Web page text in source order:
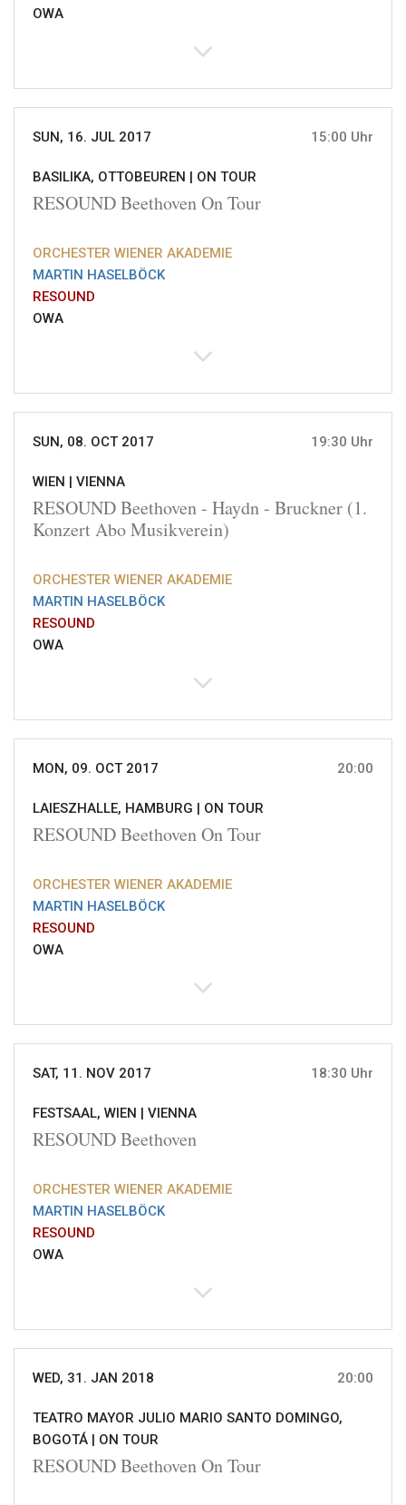
OWA
SUN, 16. JUL 2017 15:00 Uhr
BASILIKA, OTTOBEUREN | ON TOUR
RESOUND Beethoven On Tour
ORCHESTER WIENER AKADEMIE
MARTIN HASELBÖCK
RESOUND
OWA
SUN, 08. OCT 2017 19:30 Uhr
WIEN | VIENNA
RESOUND Beethoven - Haydn - Bruckner (1.
Konzert Abo Musikverein)
ORCHESTER WIENER AKADEMIE
MARTIN HASELBÖCK
RESOUND
OWA
MON, 09. OCT 2017 20:00
LAIESZHALLE, HAMBURG | ON TOUR
RESOUND Beethoven On Tour
ORCHESTER WIENER AKADEMIE
MARTIN HASELBÖCK
RESOUND
OWA
SAT, 11. NOV 2017 18:30 Uhr
FESTSAAL, WIEN | VIENNA
RESOUND Beethoven
ORCHESTER WIENER AKADEMIE
MARTIN HASELBÖCK
RESOUND
OWA
WED, 31. JAN 2018 20:00
TEATRO MAYOR JULIO MARIO SANTO DOMINGO,
BOGOTÁ | ON TOUR
RESOUND Beethoven On Tour